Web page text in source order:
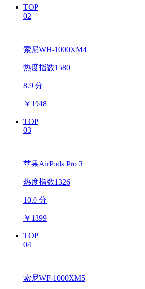
TOP
02
索尼WH-1000XM4
热度指数1580
8.9 分
￥ 1948
TOP
03
苹果AirPods Pro 3
热度指数1326
10.0 分
￥ 1899
TOP
04
索尼WF-1000XM5